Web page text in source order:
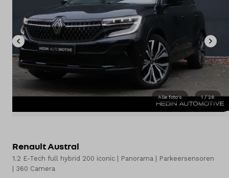
Occasions
Acties
Bedrijfswagens
Private lease
Elektrisch
Onderhoud
Alle foto's 1 / 26
Renault Austral
1.2 E-Tech full hybrid 200 iconic | Panorama | Parkeersensoren
| 360 Camera